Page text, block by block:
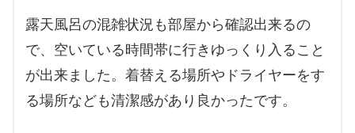
露天風呂の混雑状況も部屋から確認出来るの
で、空いている時間帯に行きゆっくり入ること
が出来ました。着替える場所やドライヤーをす
る場所なども清潔感があり良かったです。